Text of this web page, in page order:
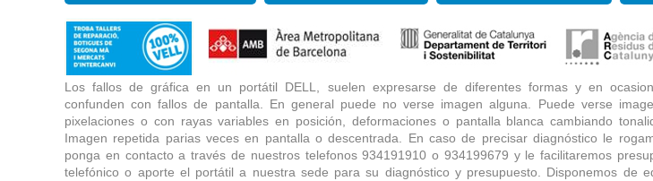
Los fallos de gráfica en un portátil DELL, suelen expresarse de diferentes formas y en
confunden con fallos de pantalla. En general puede no verse imagen alguna. Puede verse
pixelaciones o con rayas variables en posición, deformaciones o pantalla blanca cambiando
Imagen repetida parias veces en pantalla o descentrada. En caso de precisar diagnóstico le
ponga en contacto a través de nuestros telefonos 934191910 o 934199679 y le facilitaremos
telefónico o aporte el portátil a nuestra sede para su diagnóstico y presupuesto. Disponemos de